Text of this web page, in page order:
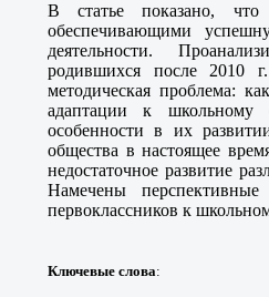
В статье показано,
обеспечивающими
деятельности.
родившихся после 2010
методическая проблема:
адаптации к школьному
особенности в их
общества в настоящее
недостаточное развитие
Намечены
первоклассников к
Ключевые слова: